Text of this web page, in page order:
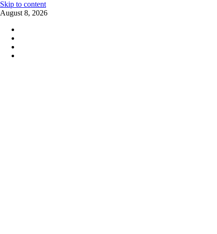
Skip to content
August 8, 2026